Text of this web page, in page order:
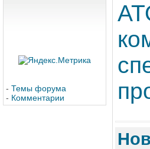
- Темы форума
- Комментарии